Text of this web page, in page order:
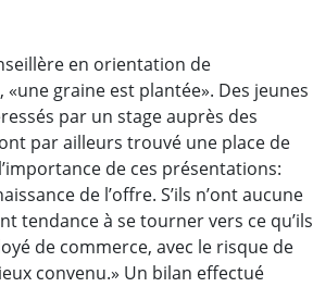
en orientation de
graine est plantée». Des jeunes
par un stage auprès des
par ailleurs trouvé une place de
de ces présentations:
de l’offre. S’ils n’ont aucune
tendance à se tourner vers ce qu’ils
de commerce, avec le risque de
convenu.» Un bilan effectué